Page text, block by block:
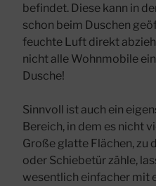
befindet. Diese kann in
schon beim Duschen
feuchte Luft direkt
nicht alle Wohnmobile
Dusche!
Sinnvoll ist auch ein
Bereich, in dem es nicht
Große glatte Flächen, zu
oder Schiebetür zähle,
wesentlich einfacher mit